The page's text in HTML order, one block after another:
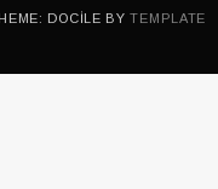
DOCILE BYTEMPLATE